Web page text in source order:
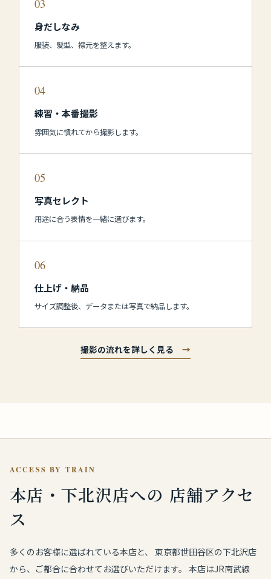
03
身だしなみ
服装、髪型、襟元を整えます。
04
練習・本番撮影
雰囲気に慣れてから撮影します。
05
写真セレクト
用途に合う表情を一緒に選びます。
06
仕上げ・納品
サイズ調整後、データまたは写真で納品します。
撮影の流れを詳しく見る →
ACCESS BY TRAIN
本店・下北沢店への 店舗アクセ
ス
多くのお客様に選ばれている本店と、 東京都世田谷区の下北沢店
から、ご都合に合わせてお選びいただけます。 本店はJR南武線